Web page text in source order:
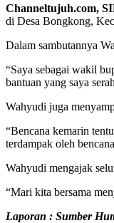
Channeltujuh.com,
di Desa Bongkong,
Dalam sambutannya
“Saya sebagai wakil
bantuan yang saya
Wahyudi juga
“Bencana kemarin
terdampak oleh
Wahyudi mengajak
“Mari kita bersama
Laporan : Sumber